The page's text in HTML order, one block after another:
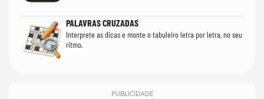
PALAVRAS CRUZADAS
Interprete as dicas e monte o tabuleiro letra por letra, no seu
ritmo.
PUBLICIDADE